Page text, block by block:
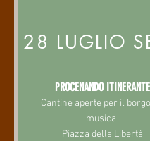
28 LUGLIO
PROCENANDO ITINERANTE
Cantine aperte per il
musica
Piazza della Libertà